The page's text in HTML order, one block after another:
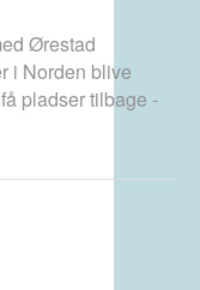
Ørestad
i Norden blive
pladser tilbage -